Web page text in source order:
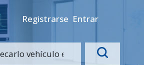
Registrarse Entrar